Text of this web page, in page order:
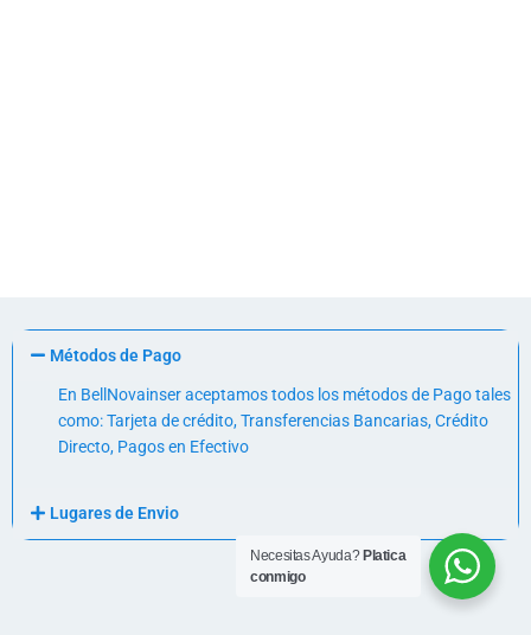
Métodos de Pago
En BellNovainser aceptamos todos los métodos de Pago tales
como: Tarjeta de crédito, Transferencias Bancarias, Crédito
Directo, Pagos en Efectivo
Lugares de Envio
Necesitas Ayuda? Platica
conmigo